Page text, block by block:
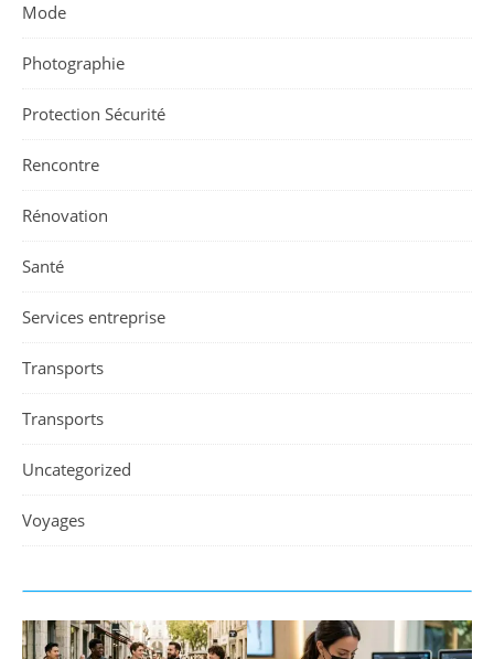
Mode
Photographie
Protection Sécurité
Rencontre
Rénovation
Santé
Services entreprise
Transports
Transports
Uncategorized
Voyages